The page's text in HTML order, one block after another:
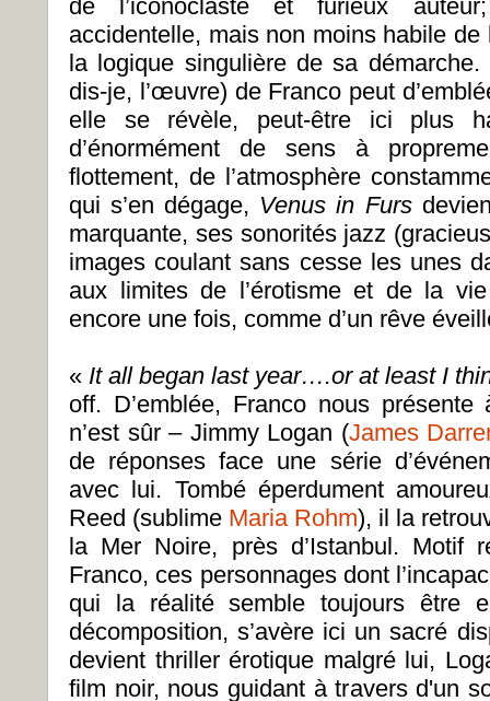
de l’iconoclaste et furieux
accidentelle, mais non moins habile de
la logique singulière de sa
dis-je, l’œuvre) de Franco peut
elle se révèle, peut-être ici plus
d’énormément de sens à
flottement, de l’atmosphère
qui s’en dégage, Venus in Furs
marquante, ses sonorités jazz
images coulant sans cesse les unes
aux limites de l’érotisme et de la
encore une fois, comme d’un rêve
« It all began last year….or at least I
off. D’emblée, Franco nous
n’est sûr – Jimmy Logan (James
de réponses face une série
avec lui. Tombé éperdument
Reed (sublime Maria Rohm), il la
la Mer Noire, près d’Istanbul. Motif
Franco, ces personnages dont
qui la réalité semble toujours être
décomposition, s’avère ici un sacré
devient thriller érotique malgré lui,
film noir, nous guidant à travers d'un